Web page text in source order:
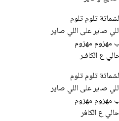
تلوم تلوم
صاير على اللي صاير
مهزوم مهزوم
ع الكافـر
تلوم تلوم
صاير على اللي صاير
مهزوم مهزوم
ع الكافر